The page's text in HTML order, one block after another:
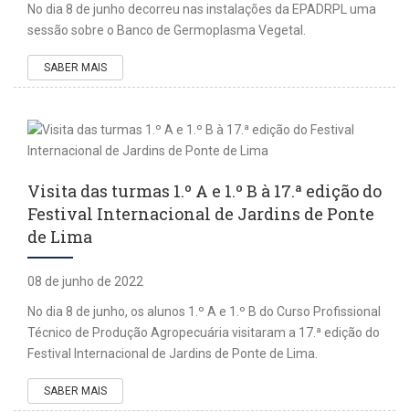
No dia 8 de junho decorreu nas instalações da EPADRPL uma
sessão sobre o Banco de Germoplasma Vegetal.
SABER MAIS
Visita das turmas 1.º A e 1.º B à 17.ª edição do
Festival Internacional de Jardins de Ponte
de Lima
08 de junho de 2022
No dia 8 de junho, os alunos 1.º A e 1.º B do Curso Profissional
Técnico de Produção Agropecuária visitaram a 17.ª edição do
Festival Internacional de Jardins de Ponte de Lima.
SABER MAIS